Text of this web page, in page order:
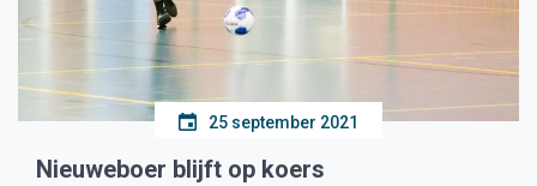
25 september 2021
Nieuweboer blijft op koers